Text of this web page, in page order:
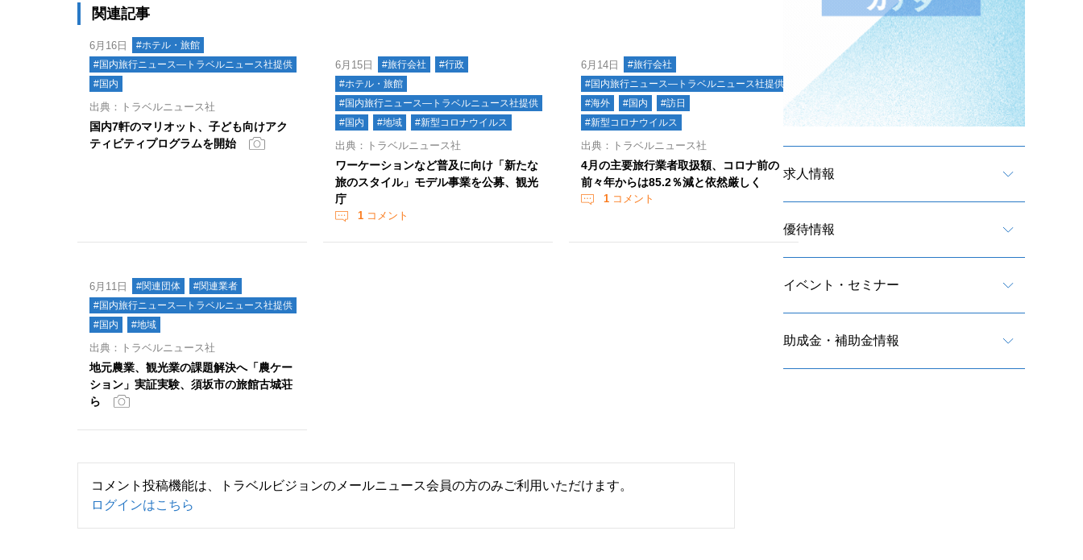
関連記事
6月16日
#ホテル・旅館
#国内旅行ニュース―トラベルニュース社提供
#国内
出典：トラベルニュース社
国内7軒のマリオット、子ども向けアク
ティビティプログラムを開始
6月15日 #旅行会社
#行政
#ホテル・旅館
#国内旅行ニュース―トラベルニュース社提供
#国内
#地域 #新型コロナウイルス
出典：トラベルニュース社
ワーケーションなど普及に向け「新たな
旅のスタイル」モデル事業を公募、観光
庁
1 コメント
6月14日
#旅行会社
#国内旅行ニュース―トラベルニュース社提供
#海外
#国内
#訪日
#新型コロナウイルス
出典：トラベルニュース社
4月の主要旅行業者取扱額、コロナ前の
前々年からは85.2％減と依然厳しく
1 コメント
6月11日 #関連団体
#関連業者
#国内旅行ニュース―トラベルニュース社提供
#国内
#地域
出典：トラベルニュース社
地元農業、観光業の課題解決へ「農ケー
ション」実証実験、須坂市の旅館古城荘
ら
コメント投稿機能は、トラベルビジョンのメールニュース会員の方のみご利用いただけます。
ログインはこちら
求人情報
優待情報
イベント・セミナー
助成金・補助金情報